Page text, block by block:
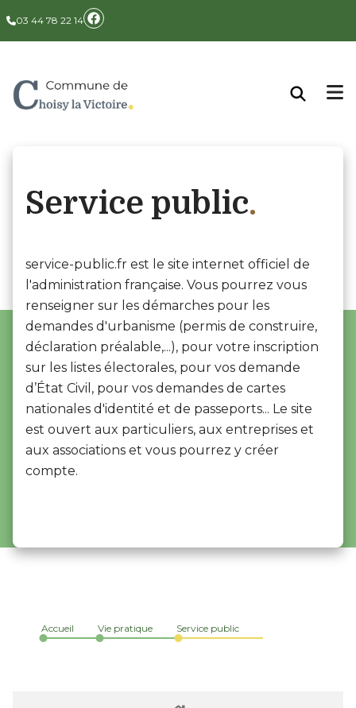
03 44 78 22 14
Service public
service-public.fr est le site internet officiel de
l'administration française. Vous pourrez vous
renseigner sur les démarches pour les
demandes d'urbanisme (permis de construire,
déclaration préalable,...), pour votre inscription
sur les listes électorales, pour vos demande
d’État Civil, pour vos demandes de cartes
nationales d'identité et de passeports... Le site
est ouvert aux particuliers, aux entreprises et
aux associations et vous pourrez y créer
compte.
Accueil Vie pratique Service public
Panneau de gestion des cookies